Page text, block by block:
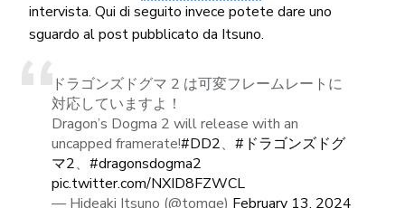
intervista. Qui di seguito invece potete dare uno
sguardo al post pubblicato da Itsuno.
ドラゴンズドグマ 2 は可変フレームレートに
対応していますよ！
Dragon’s Dogma 2 will release with an
uncapped framerate!#DD2、 #ドラゴンズドグ
マ2、 #dragonsdogma2
pic.twitter.com/NXID8FZWCL
— Hideaki Itsuno (@tomqe) February 13, 2024